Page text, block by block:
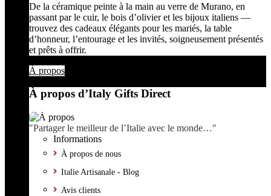
De la céramique peinte à la main au verre de Murano, en
passant par le cuir, le bois d’olivier et les bijoux italiens —
trouvez des cadeaux élégants pour les mariés, la table
d’honneur, l’entourage et les invités, soigneusement présentés
et prêts à offrir.
À propos
À propos d’Italy Gifts Direct
"Partager le meilleur de l’Italie avec le monde…"
Informations
À propos de nous
Italie Artisanale - Blog
Avis clients